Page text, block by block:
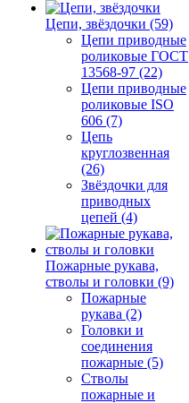
Цепи, звёздочки (59)
Цепи приводные
роликовые ГОСТ
13568-97 (22)
Цепи приводные
роликовые ISO
606 (7)
Цепь
круглозвенная
(26)
Звёздочки для
приводных
цепей (4)
Пожарные рукава,
стволы и головки (9)
Пожарные
рукава (2)
Головки и
соединения
пожарные (5)
Стволы
пожарные и